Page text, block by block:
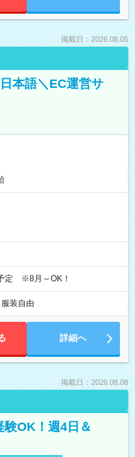
掲載日：2026.08.05
本語＼EC運営サ
定 ※8月～OK！
服装自由
詳細へ
掲載日：2026.08.08
験OK！週4日＆